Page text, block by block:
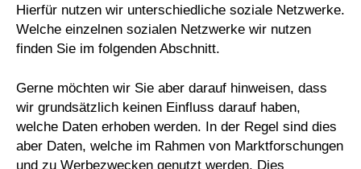
Hierfür nutzen wir unterschiedliche soziale Netzwerke.
Welche einzelnen sozialen Netzwerke wir nutzen
finden Sie im folgenden Abschnitt.
Gerne möchten wir Sie aber darauf hinweisen, dass
wir grundsätzlich keinen Einfluss darauf haben,
welche Daten erhoben werden. In der Regel sind dies
aber Daten, welche im Rahmen von Marktforschungen
und zu Werbezwecken genutzt werden. Dies